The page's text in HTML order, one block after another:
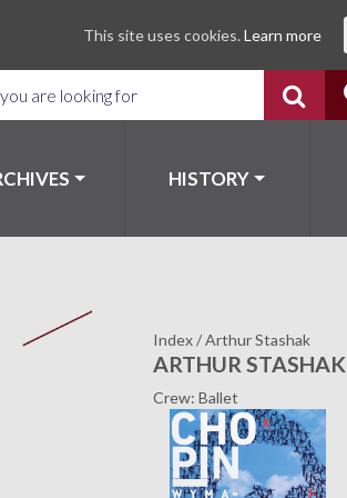
HISTORY
Index/Arthur Stashak
ARTHUR STASHAK
Crew: Ballet
This site uses cookies. Learn more